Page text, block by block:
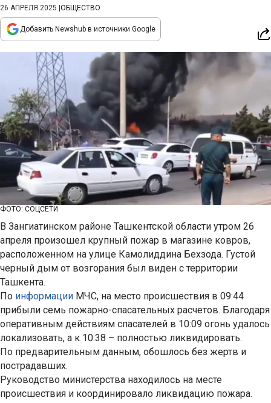
26 АПРЕЛЯ 2025 ОБЩЕСТВО
Добавить Newshub в источники Google
ФОТО: СОЦСЕТИ
В Зангиатинском районе Ташкентской области утром 26
апреля произошел крупный пожар в магазине ковров,
расположенном на улице Камолиддина Бехзода. Густой
черный дым от возгорания был виден с территории
Ташкента.
По информации МЧС, на место происшествия в 09:44
прибыли семь пожарно-спасательных расчетов. Благодаря
оперативным действиям спасателей в 10:09 огонь удалось
локализовать, а к 10:38 – полностью ликвидировать.
По предварительным данным, обошлось без жертв и
пострадавших.
Руководство министерства находилось на месте
происшествия и координировало ликвидацию пожара.